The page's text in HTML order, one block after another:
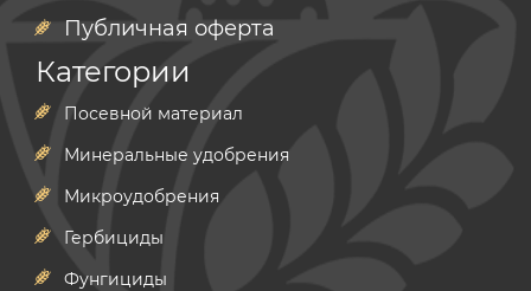
Публичная оферта
Категории
Посевной материал
Минеральные удобрения
Микроудобрения
Гербициды
Фунгициды